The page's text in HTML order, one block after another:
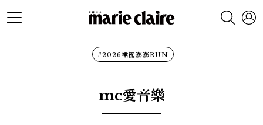
#2026裙襬澎澎RUN
mc愛音樂